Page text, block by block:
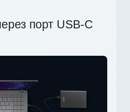
порт USB-C